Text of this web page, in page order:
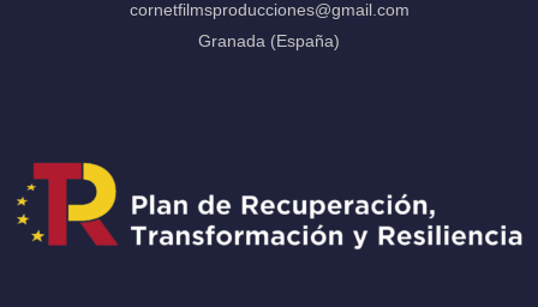
cornetfilmsproducciones@gmail.com
Granada (España)